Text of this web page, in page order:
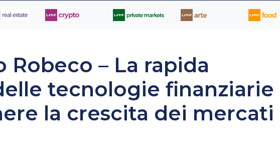
Robeco – La rapida
tecnologie finanziarie
la crescita dei mercati